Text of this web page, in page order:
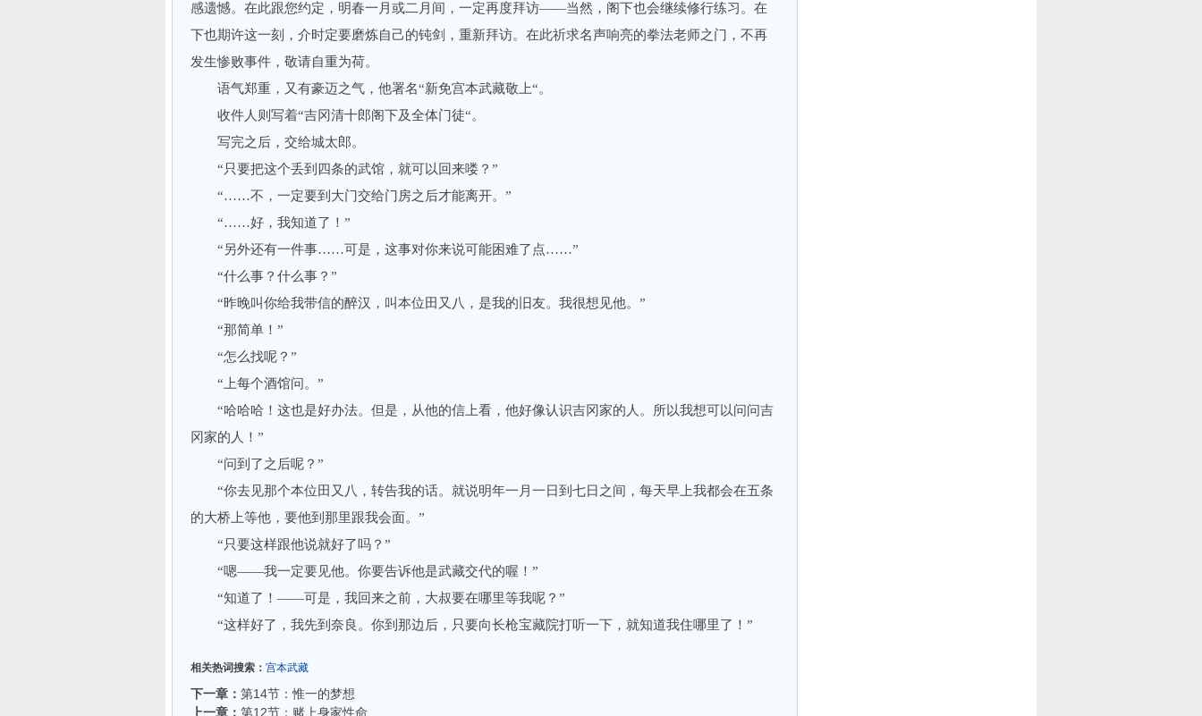
感遗憾。在此跟您约定，明春一月或二月间，一定再度拜访——当然，阁下也会继续修行练习。在
下也期许这一刻，介时定要磨炼自己的钝剑，重新拜访。在此祈求名声响亮的拳法老师之门，不再
发生惨败事件，敬请自重为荷。
语气郑重，又有豪迈之气，他署名“新免宫本武藏敬上“。
收件人则写着“吉冈清十郎阁下及全体门徒“。
写完之后，交给城太郎。
“只要把这个丢到四条的武馆，就可以回来喽？”
“……不，一定要到大门交给门房之后才能离开。”
“……好，我知道了！”
“另外还有一件事……可是，这事对你来说可能困难了点……”
“什么事？什么事？”
“昨晚叫你给我带信的醉汉，叫本位田又八，是我的旧友。我很想见他。”
“那简单！”
“怎么找呢？”
“上每个酒馆问。”
“哈哈哈！这也是好办法。但是，从他的信上看，他好像认识吉冈家的人。所以我想可以问问吉
冈家的人！”
“问到了之后呢？”
“你去见那个本位田又八，转告我的话。就说明年一月一日到七日之间，每天早上我都会在五条
的大桥上等他，要他到那里跟我会面。”
“只要这样跟他说就好了吗？”
“嗯——我一定要见他。你要告诉他是武藏交代的喔！”
“知道了！——可是，我回来之前，大叔要在哪里等我呢？”
“这样好了，我先到奈良。你到那边后，只要向长枪宝藏院打听一下，就知道我住哪里了！”
相关热词搜索： 宫本武藏
下一章： 第14节：惟一的梦想
上一章： 第12节：赌上身家性命